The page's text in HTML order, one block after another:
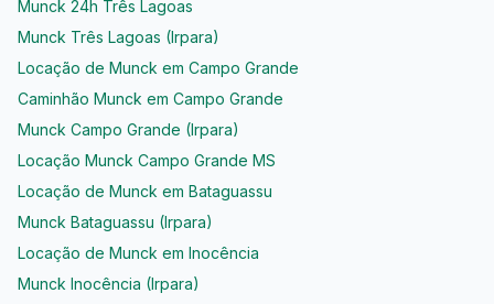
Munck 24h Três Lagoas
Munck Três Lagoas (Irpara)
Locação de Munck em Campo Grande
Caminhão Munck em Campo Grande
Munck Campo Grande (Irpara)
Locação Munck Campo Grande MS
Locação de Munck em Bataguassu
Munck Bataguassu (Irpara)
Locação de Munck em Inocência
Munck Inocência (Irpara)